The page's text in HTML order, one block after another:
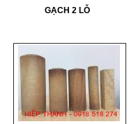
GẠCH 2 LỖ